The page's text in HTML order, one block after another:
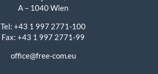
A – 1040 Wien
Tel: +43 1 997 2771-100
Fax: +43 1 997 2771-99
office@free-com.eu